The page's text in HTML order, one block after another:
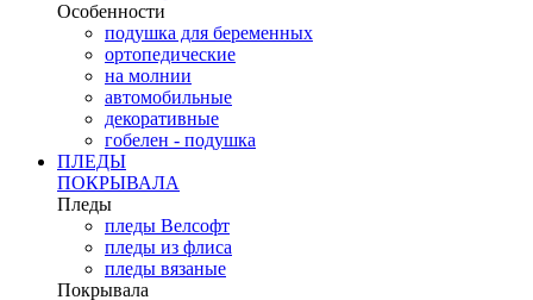
Особенности
подушка для беременных
ортопедические
на молнии
автомобильные
декоративные
гобелен - подушка
ПЛЕДЫ
ПОКРЫВАЛА
Пледы
пледы Велсофт
пледы из флиса
пледы вязаные
Покрывала